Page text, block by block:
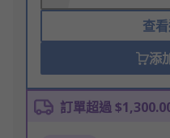
查
添
訂單超過